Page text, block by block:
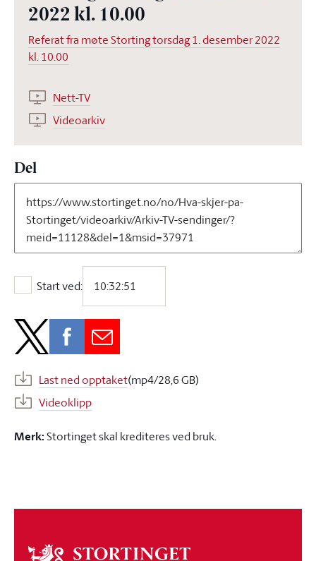
2022 kl. 10.00
Referat fra møte Storting torsdag 1. desember 2022
kl. 10.00
Nett-TV
Videoarkiv
Del
Start ved:
Start ved:
Last ned opptaket(mp4/28,6 GB)
Videoklipp
Merk:Stortinget skal krediteres ved bruk.
Om